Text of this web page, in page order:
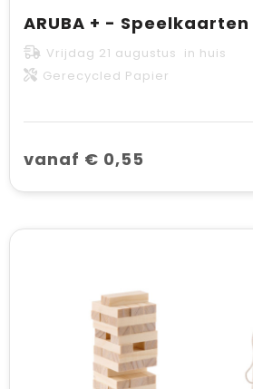
Vrijdag 21 augustus in huis
Gerecycled Papier
vanaf € 0,55